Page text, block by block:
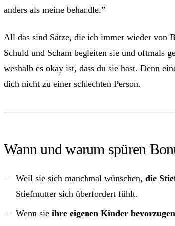
anders als meine behandle.”
All das sind Sätze, die ich immer wieder von
Schuld und Scham begleiten sie und oftmals
weshalb es okay ist, dass du sie hast. Denn
dich nicht zu einer schlechten Person.
Wann und warum spüren
Weil sie sich manchmal wünschen, die
Stiefmutter sich überfordert fühlt.
Wenn sie ihre eigenen Kinder bevorzugen